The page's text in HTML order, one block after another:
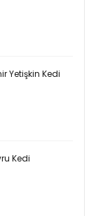
Yetişkin Kedi
Kedi